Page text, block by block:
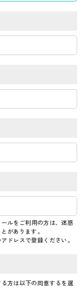
ルをご利用の方は、迷惑
があります。
ドレスで登録ください。
方は以下の同意するを選